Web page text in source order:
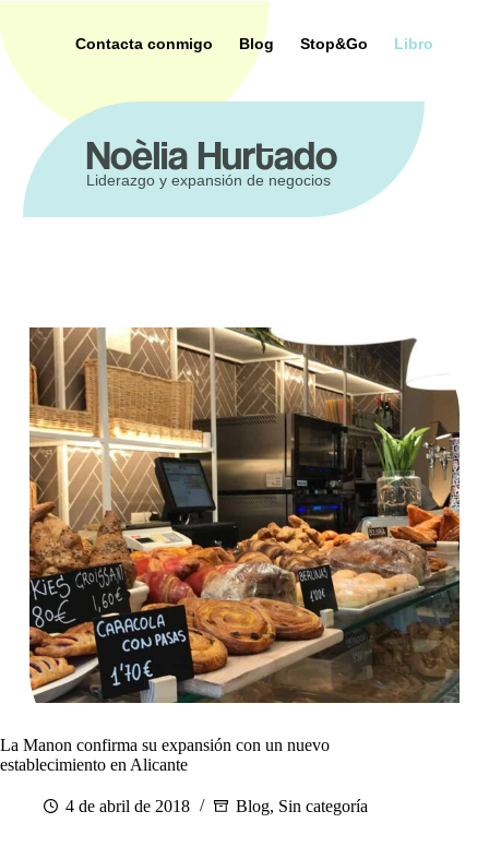
contenido
Contacta conmigo Blog Stop&Go Libro
Noèlia Hurtado
Liderazgo y expansión de negocios
La Manon confirma su expansión con un nuevo
establecimiento en Alicante
4 de abril de 2018 Blog, Sin categoría